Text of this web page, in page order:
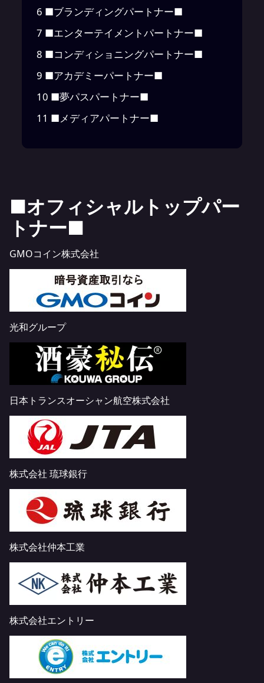
6 ■ブランディングパートナー■
7 ■エンターテイメントパートナー■
8 ■コンディショニングパートナー■
9 ■アカデミーパートナー■
10 ■夢パスパートナー■
11 ■メディアパートナー■
■オフィシャルトップパー
トナー■
GMOコイン株式会社
光和グループ
日本トランスオーシャン航空株式会社
株式会社 琉球銀行
株式会社仲本工業
株式会社エントリー